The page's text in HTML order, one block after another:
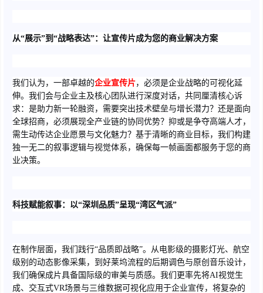
从“展示”到“战略表达”：让宣传片成为您的商业解决方案
我们认为，一部卓越的企业宣传片，必须是企业战略的可视化延
伸。我们会与企业主及核心团队进行深度对话，共同厘清核心诉
求：是助力新一轮融资，需要突出技术壁垒与增长潜力？还是面向
全球招商，必须展现全产业链的协同优势？抑或是争夺高端人才，
需生动传达企业愿景与文化魅力？基于清晰的商业目标，我们构建
独一无二的叙事逻辑与视觉体系，确保每一帧画面都服务于您的商
业决策。
科技赋能叙事：以“深圳品质”呈现“湾区气派”
在制作层面，我们践行“品质即战略”。从电影级的摄影灯光、航空
级别的动态影像采集，到好莱坞流程的后期调色与原创音乐设计，
我们确保成片具备国际级的审美与质感。我们更率先将AI视觉生
成、交互式VR场景与三维数据可视化应用于企业宣传，将复杂的